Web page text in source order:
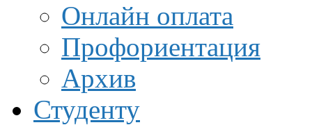
Онлайн оплата
Профориентация
Архив
Студенту